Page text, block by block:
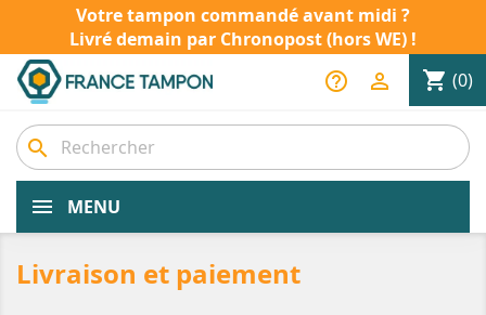
Votre tampon commandé avant midi ?
Livré demain par Chronopost (hors WE) !
shopping_cart (0)

help_outline
search
MENU
Livraison et paiement